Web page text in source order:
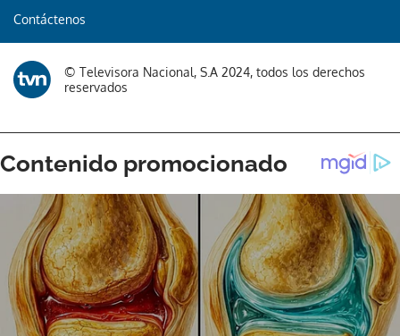
Contáctenos
© Televisora Nacional, S.A 2024, todos los derechos
reservados